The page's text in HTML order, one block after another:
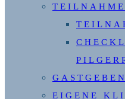
TEILNAHME
EIGENE